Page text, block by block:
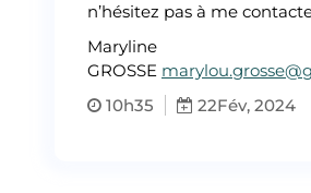
n’hésitez pas à me
Maryline
GROSSE
10h35
22Fév, 2024